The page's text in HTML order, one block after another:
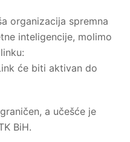
organizacija spremna
inteligencije, molimo
će biti aktivan do
a učešće je
BiH.